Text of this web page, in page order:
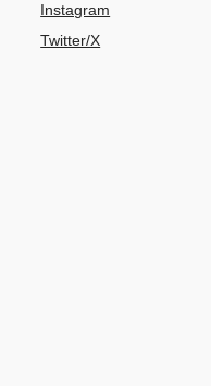
Instagram
Twitter/X